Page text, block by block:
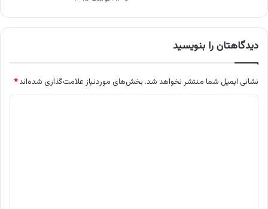
دیدگاهتان را بنویسید
نشانی ایمیل شما منتشر نخواهد شد. بخش‌های موردنیاز علامت‌گذاری شده‌اند*